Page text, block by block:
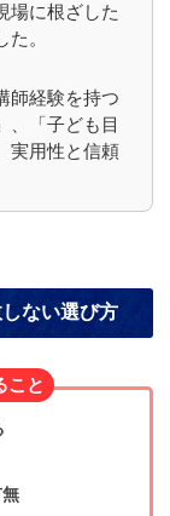
場に根ざした
。
師経験を持つ
、「子ども目
実用性と信頼
ない選び方
こと